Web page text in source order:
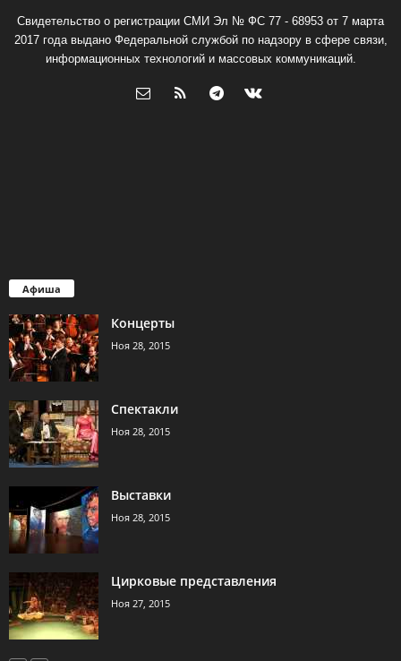
Свидетельство о регистрации СМИ Эл № ФС 77 - 68953 от 7 марта
2017 года выдано Федеральной службой по надзору в сфере связи,
информационных технологий и массовых коммуникаций.
Афиша
Концерты
Ноя 28, 2015
Спектакли
Ноя 28, 2015
Выставки
Ноя 28, 2015
Цирковые представления
Ноя 27, 2015